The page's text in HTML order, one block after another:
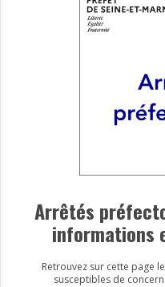
Arrêtés
informations
Retrouvez sur cette page
susceptibles de